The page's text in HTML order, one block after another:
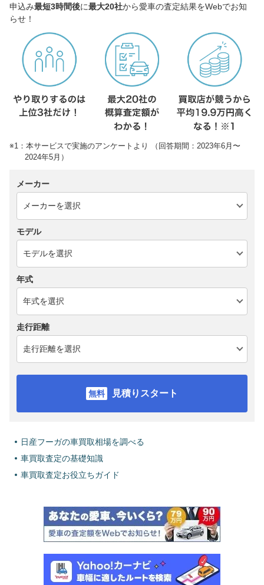
申込み最短3時間後に最大20社から愛車の査定結果をWebでお知
らせ！
※1：本サービスで実施のアンケートより （回答期間：2023年6月〜
2024年5月）
メーカー
モデル
年式
走行距離
見積りスタート
日産フーガの車買取相場を調べる
車買取査定の基礎知識
車買取査定お役立ちガイド